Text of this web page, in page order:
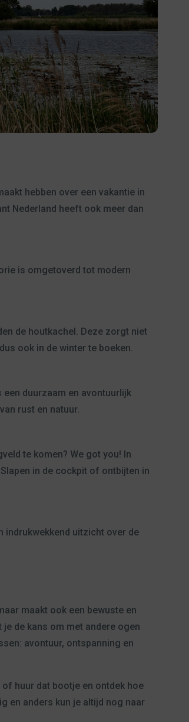
hebben over een vakantie in
Nederland heeft ook meer dan
is omgetoverd tot modern
de houtkachel. Deze zorgt niet
ook in de winter te boeken.
duurzaam en avontuurlijk
rust en natuur.
te komen? We got you! In
in de cockpit of ontbijten in
indrukwekkend uitzicht over de
maakt ook een bewuste en
de kans om met andere ogen
avontuur, ontspanning en
huur dat bootje en ontdek hoe
en anders kun je altijd nog naar